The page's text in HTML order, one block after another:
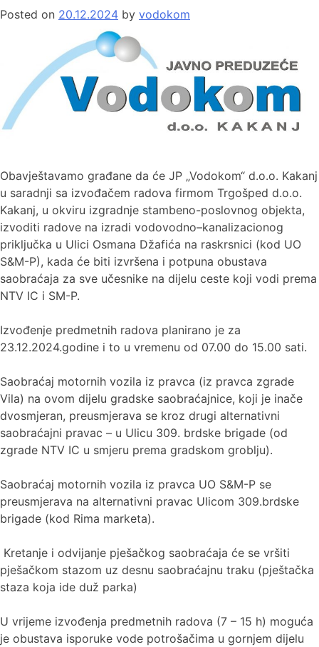
Posted on 20.12.2024 by vodokom
Obavještavamo građane da će JP „Vodokom“ d.o.o. Kakanj
u saradnji sa izvođačem radova firmom Trgošped d.o.o.
Kakanj, u okviru izgradnje stambeno-poslovnog objekta,
izvoditi radove na izradi vodovodno–kanalizacionog
priključka u Ulici Osmana Džafića na raskrsnici (kod UO
S&M-P), kada će biti izvršena i potpuna obustava
saobraćaja za sve učesnike na dijelu ceste koji vodi prema
NTV IC i SM-P.
Izvođenje predmetnih radova planirano je za
23.12.2024.godine i to u vremenu od 07.00 do 15.00 sati.
Saobraćaj motornih vozila iz pravca (iz pravca zgrade
Vila) na ovom dijelu gradske saobraćajnice, koji je inače
dvosmjeran, preusmjerava se kroz drugi alternativni
saobraćajni pravac – u Ulicu 309. brdske brigade (od
zgrade NTV IC u smjeru prema gradskom groblju).
Saobraćaj motornih vozila iz pravca UO S&M-P se
preusmjerava na alternativni pravac Ulicom 309.brdske
brigade (kod Rima marketa).
Kretanje i odvijanje pješačkog saobraćaja će se vršiti
pješačkom stazom uz desnu saobraćajnu traku (pještačka
staza koja ide duž parka)
U vrijeme izvođenja predmetnih radova (7 – 15 h) moguća
je obustava isporuke vode potrošačima u gornjem dijelu